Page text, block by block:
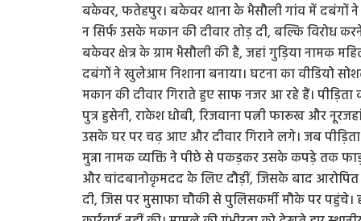
बकेवर, फतेहपुर। बकेवर थाना के भैसौली गांव में दबंगों
न सिर्फ उसके मकान की दीवार तोड़ दी, बल्कि विरोध
बकेवर क्षेत्र के ग्राम भैसौली की है, जहां गुड़िया नामक
दबंगों ने खुलेआम निशाना बनाया। घटना का वीडियो
मकान की दीवार गिराते हुए साफ नजर आ रहे हैं।
पुत्र हुसेनी, राकेश धोबी, रिजवाना पत्नी फारूख और
उसके घर पर चढ़ आए और दीवार गिराने लगे। जब
मुन्ना नामक व्यक्ति ने पीछे से पकड़कर उसके कपड़े तक
और चांदबानोकृमदद के लिए दौड़ीं, जिसके बाद
दी, जिस पर मुसाफा चौकी से पुलिसकर्मी मौके पर